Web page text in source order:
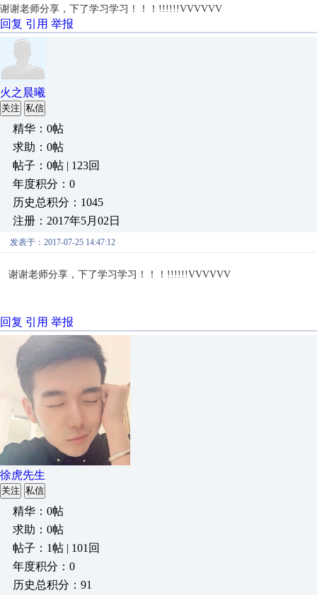
谢谢老师分享，下了学习学习！！！!!!!!!VVVVVV
回复 引用 举报
火之晨曦
关注 私信
精华：0帖
求助：0帖
帖子：0帖 | 123回
年度积分：0
历史总积分：1045
注册：2017年5月02日
发表于：2017-07-25 14:47:12
谢谢老师分享，下了学习学习！！！!!!!!!VVVVVV
回复 引用 举报
徐虎先生
关注 私信
精华：0帖
求助：0帖
帖子：1帖 | 101回
年度积分：0
历史总积分：91